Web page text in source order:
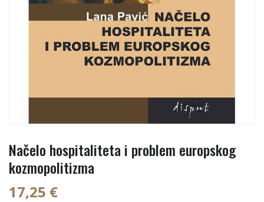
Načelo hospitaliteta i problem europskog
kozmopolitizma
17,25 €